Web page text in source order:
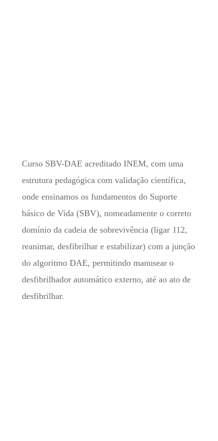
Curso SBV-DAE acreditado INEM, com uma
estrutura pedagógica com validação científica,
onde ensinamos os fundamentos do Suporte
básico de Vida (SBV), nomeadamente o correto
domínio da cadeia de sobrevivência (ligar 112,
reanimar, desfibrilhar e estabilizar) com a junção
do algoritmo DAE, permitindo manusear o
desfibrilhador automático externo, até ao ato de
desfibrilhar.